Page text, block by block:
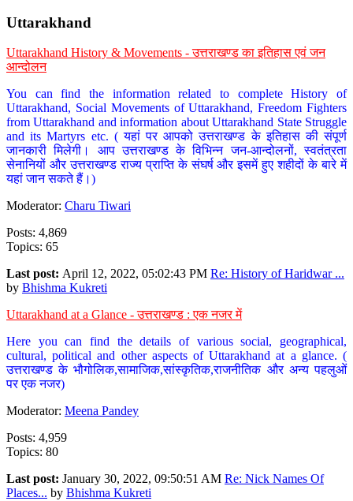
Uttarakhand
Uttarakhand History & Movements - उत्तराखण्ड का इतिहास एवं जन
आन्दोलन
You can find the information related to complete History of
Uttarakhand, Social Movements of Uttarakhand, Freedom Fighters
from Uttarakhand and information about Uttarakhand State Struggle
and its Martyrs etc. ( यहां पर आपको उत्तराखण्ड के इतिहास की संपूर्ण
जानकारी मिलेगी। आप उत्तराखण्ड के विभिन्न जन-आन्दोलनों, स्वतंत्रता
सेनानियों और उत्तराखण्ड राज्य प्राप्ति के संघर्ष और इसमें हुए शहीदों के बारे में
यहां जान सकते हैं।)
Moderator: Charu Tiwari
Posts: 4,869
Topics: 65
Last post: April 12, 2022, 05:02:43 PM Re: History of Haridwar ...
by Bhishma Kukreti
Uttarakhand at a Glance - उत्तराखण्ड : एक नजर में
Here you can find the details of various social, geographical,
cultural, political and other aspects of Uttarakhand at a glance. (
उत्तराखण्ड के भौगोलिक,सामाजिक,सांस्कृतिक,राजनीतिक और अन्य पहलुओं
पर एक नजर)
Moderator: Meena Pandey
Posts: 4,959
Topics: 80
Last post: January 30, 2022, 09:50:51 AM Re: Nick Names Of
Places... by Bhishma Kukreti